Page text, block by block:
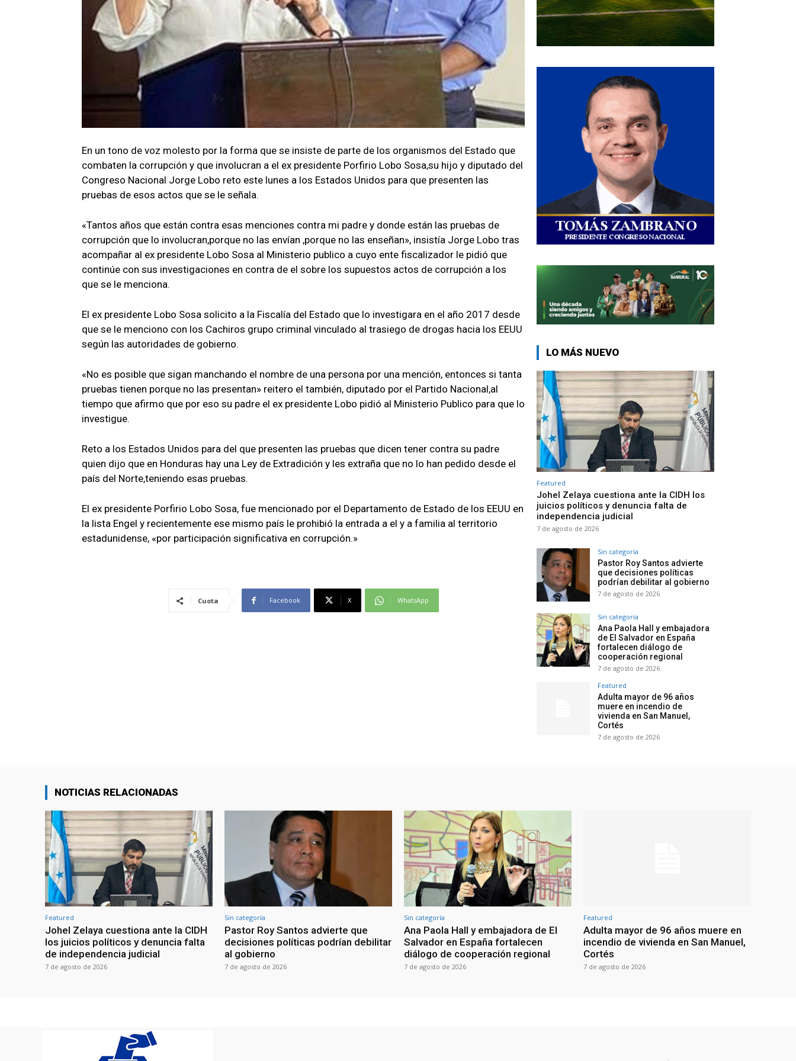
En un tono de voz molesto por la forma que se insiste de parte de los organismos del Estado que
combaten la corrupción y que involucran a el ex presidente Porfirio Lobo Sosa,su hijo y diputado del
Congreso Nacional Jorge Lobo reto este lunes a los Estados Unidos para que presenten las
pruebas de esos actos que se le señala.
«Tantos años que están contra esas menciones contra mi padre y donde están las pruebas de
corrupción que lo involucran,porque no las envían ,porque no las enseñan», insistía Jorge Lobo tras
acompañar al ex presidente Lobo Sosa al Ministerio publico a cuyo ente fiscalizador le pidió que
continúe con sus investigaciones en contra de el sobre los supuestos actos de corrupción a los
que se le menciona.
El ex presidente Lobo Sosa solicito a la Fiscalía del Estado que lo investigara en el año 2017 desde
que se le menciono con los Cachiros grupo criminal vinculado al trasiego de drogas hacia los EEUU
según las autoridades de gobierno.
«No es posible que sigan manchando el nombre de una persona por una mención, entonces si tanta
pruebas tienen porque no las presentan» reitero el también, diputado por el Partido Nacional,al
tiempo que afirmo que por eso su padre el ex presidente Lobo pidió al Ministerio Publico para que lo
investigue.
Reto a los Estados Unidos para del que presenten las pruebas que dicen tener contra su padre
quien dijo que en Honduras hay una Ley de Extradición y les extraña que no lo han pedido desde el
país del Norte,teniendo esas pruebas.
El ex presidente Porfirio Lobo Sosa, fue mencionado por el Departamento de Estado de los EEUU en
la lista Engel y recientemente ese mismo país le prohibió la entrada a el y a familia al territorio
estadunidense, «por participación significativa en corrupción.»
Cuota Facebook X WhatsApp
LO MÁS NUEVO
Featured
Johel Zelaya cuestiona ante la CIDH los
juicios políticos y denuncia falta de
independencia judicial
7 de agosto de 2026
Sin categoría
Pastor Roy Santos advierte
que decisiones políticas
podrían debilitar al gobierno
7 de agosto de 2026
Sin categoría
Ana Paola Hall y embajadora
de El Salvador en España
fortalecen diálogo de
cooperación regional
7 de agosto de 2026
Featured
Adulta mayor de 96 años
muere en incendio de
vivienda en San Manuel,
Cortés
7 de agosto de 2026
NOTICIAS RELACIONADAS
Featured
Johel Zelaya cuestiona ante la CIDH
los juicios políticos y denuncia falta
de independencia judicial
7 de agosto de 2026
Sin categoría
Pastor Roy Santos advierte que
decisiones políticas podrían debilitar
al gobierno
7 de agosto de 2026
Sin categoría
Ana Paola Hall y embajadora de El
Salvador en España fortalecen
diálogo de cooperación regional
7 de agosto de 2026
Featured
Adulta mayor de 96 años muere en
incendio de vivienda en San Manuel,
Cortés
7 de agosto de 2026